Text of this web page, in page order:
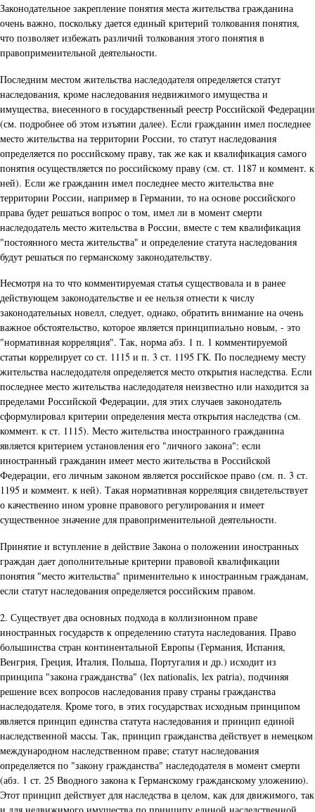
Законодательное закрепление понятия места жительства гражданина
очень важно, поскольку дается единый критерий толкования понятия,
что позволяет избежать различий толкования этого понятия в
правоприменительной деятельности.
Последним местом жительства наследодателя определяется статут
наследования, кроме наследования недвижимого имущества и
имущества, внесенного в государственный реестр Российской Федерации
(см. подробнее об этом изъятии далее). Если гражданин имел последнее
место жительства на территории России, то статут наследования
определяется по российскому праву, так же как и квалификация самого
понятия осуществляется по российскому праву (см. ст. 1187 и коммент. к
ней). Если же гражданин имел последнее место жительства вне
территории России, например в Германии, то на основе российского
права будет решаться вопрос о том, имел ли в момент смерти
наследодатель место жительства в России, вместе с тем квалификация
"постоянного места жительства" и определение статута наследования
будут решаться по германскому законодательству.
Несмотря на то что комментируемая статья существовала и в ранее
действующем законодательстве и ее нельзя отнести к числу
законодательных новелл, следует, однако, обратить внимание на очень
важное обстоятельство, которое является принципиально новым, - это
"нормативная корреляция". Так, норма абз. 1 п. 1 комментируемой
статьи коррелирует со ст. 1115 и п. 3 ст. 1195 ГК. По последнему месту
жительства наследодателя определяется место открытия наследства. Если
последнее место жительства наследодателя неизвестно или находится за
пределами Российской Федерации, для этих случаев законодатель
сформулировал критерии определения места открытия наследства (см.
коммент. к ст. 1115). Место жительства иностранного гражданина
является критерием установления его "личного закона": если
иностранный гражданин имеет место жительства в Российской
Федерации, его личным законом является российское право (см. п. 3 ст.
1195 и коммент. к ней). Такая нормативная корреляция свидетельствует
о качественно ином уровне правового регулирования и имеет
существенное значение для правоприменительной деятельности.
Принятие и вступление в действие Закона о положении иностранных
граждан дает дополнительные критерии правовой квалификации
понятия "место жительства" применительно к иностранным гражданам,
если статут наследования определяется российским правом.
2. Существует два основных подхода в коллизионном праве
иностранных государств к определению статута наследования. Право
большинства стран континентальной Европы (Германия, Испания,
Венгрия, Греция, Италия, Польша, Португалия и др.) исходит из
принципа "закона гражданства" (lex nationalis, lex patria), подчиняя
решение всех вопросов наследования праву страны гражданства
наследодателя. Кроме того, в этих государствах исходным принципом
является принцип единства статута наследования и принцип единой
наследственной массы. Так, принцип гражданства действует в немецком
международном наследственном праве; статут наследования
определяется по "закону гражданства" наследодателя в момент смерти
(абз. 1 ст. 25 Вводного закона к Германскому гражданскому уложению).
Этот принцип действует для наследства в целом, как для движимого, так